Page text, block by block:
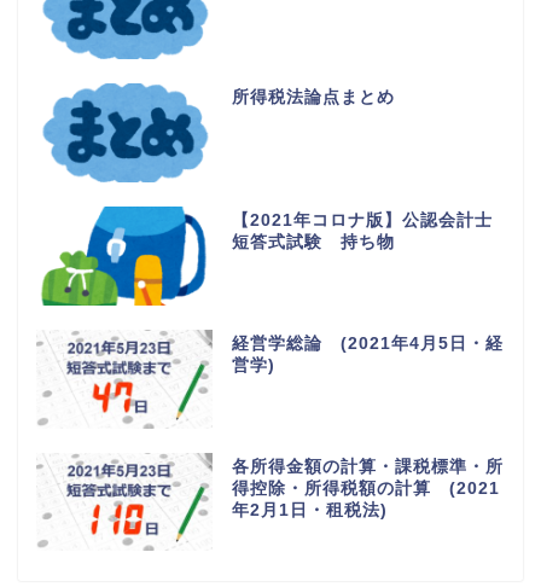
所得税法論点まとめ
【2021年コロナ版】公認会計士
短答式試験 持ち物
経営学総論 (2021年4月5日・経
営学)
各所得金額の計算・課税標準・所
得控除・所得税額の計算 (2021
年2月1日・租税法)